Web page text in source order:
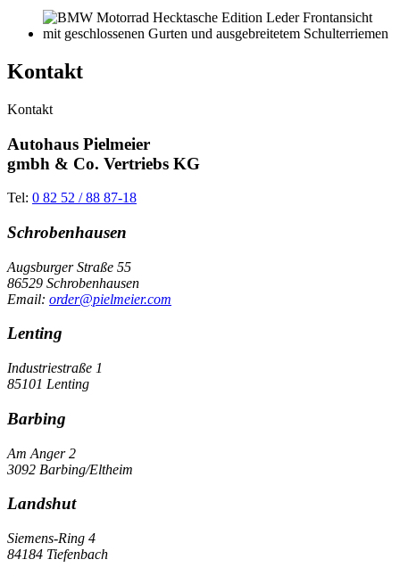
Kontakt
Kontakt
Autohaus Pielmeier
gmbh & Co. Vertriebs KG
Tel: 0 82 52 / 88 87-18
Schrobenhausen
Augsburger Straße 55
86529 Schrobenhausen
Email: order@pielmeier.com
Lenting
Industriestraße 1
85101 Lenting
Barbing
Am Anger 2
3092 Barbing/Eltheim
Landshut
Siemens-Ring 4
84184 Tiefenbach